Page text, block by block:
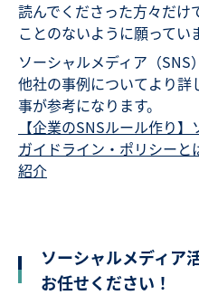
読んでくださった方々だけ
ことのないように願ってい
ソーシャルメディア（
他社の事例についてより
事が参考になります。
【企業のSNSルール作り】
ガイドライン・ポリシーと
紹介
ソーシャルメディア
お任せください！